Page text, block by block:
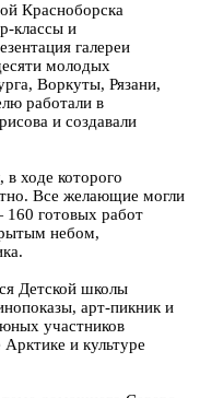
Красноборска
классы и
галереи
молодых
Воркуты, Рязани,
работали в
и создавали
ходе которого
Все желающие могли
160 готовых работ
небом,
Детской школы
арт-пикник и
участников
и культуре